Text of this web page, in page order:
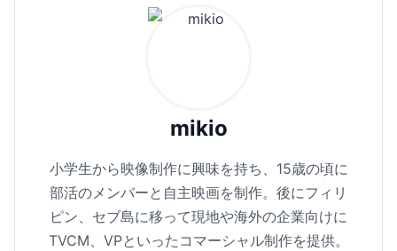
mikio
小学生から映像制作に興味を持ち、15歳の頃に
部活のメンバーと自主映画を制作。後にフィリ
ピン、セブ島に移って現地や海外の企業向けに
TVCM、VPといったコマーシャル制作を提供。